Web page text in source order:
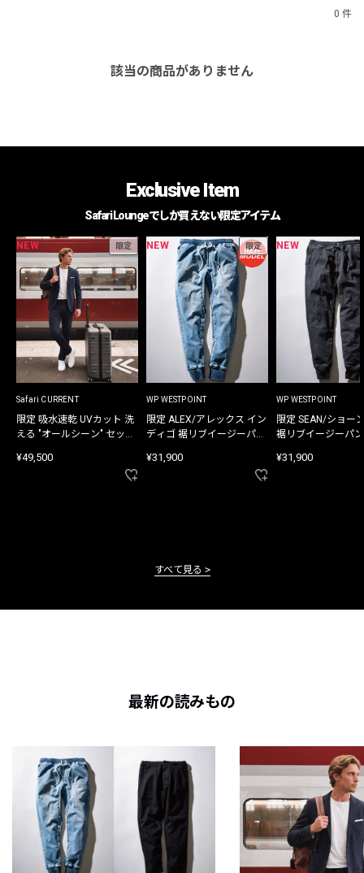
0 件
該当の商品がありません
Exclusive Item
Safari Loungeでしか買えない限定アイテム
NEW 限定
Safari CURRENT
限定 吸水速乾 UVカット 洗
える "オールシーン" セット
¥49,500
NEW 限定
WP WESTPOINT
限定 ALEX/アレックス イン
ディゴ 裾リブイージーパン
¥31,900
NEW
WP WESTPOINT
限定 SEAN/ショー
裾リブイージーパ
¥31,900
すべて見る
最新の読みもの